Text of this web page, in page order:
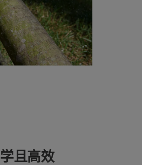
且高效